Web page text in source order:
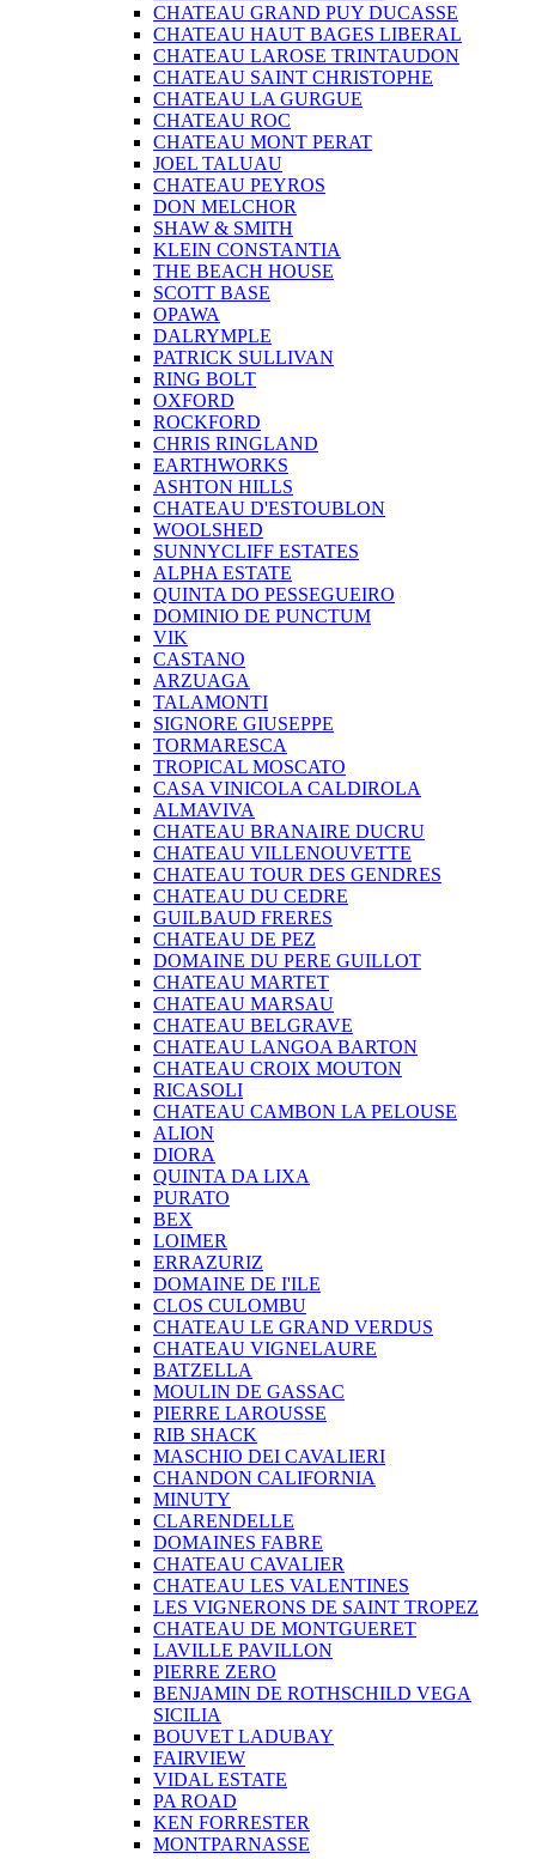
CHATEAU GRAND PUY DUCASSE
CHATEAU HAUT BAGES LIBERAL
CHATEAU LAROSE TRINTAUDON
CHATEAU SAINT CHRISTOPHE
CHATEAU LA GURGUE
CHATEAU ROC
CHATEAU MONT PERAT
JOEL TALUAU
CHATEAU PEYROS
DON MELCHOR
SHAW & SMITH
KLEIN CONSTANTIA
THE BEACH HOUSE
SCOTT BASE
OPAWA
DALRYMPLE
PATRICK SULLIVAN
RING BOLT
OXFORD
ROCKFORD
CHRIS RINGLAND
EARTHWORKS
ASHTON HILLS
CHATEAU D'ESTOUBLON
WOOLSHED
SUNNYCLIFF ESTATES
ALPHA ESTATE
QUINTA DO PESSEGUEIRO
DOMINIO DE PUNCTUM
VIK
CASTANO
ARZUAGA
TALAMONTI
SIGNORE GIUSEPPE
TORMARESCA
TROPICAL MOSCATO
CASA VINICOLA CALDIROLA
ALMAVIVA
CHATEAU BRANAIRE DUCRU
CHATEAU VILLENOUVETTE
CHATEAU TOUR DES GENDRES
CHATEAU DU CEDRE
GUILBAUD FRERES
CHATEAU DE PEZ
DOMAINE DU PERE GUILLOT
CHATEAU MARTET
CHATEAU MARSAU
CHATEAU BELGRAVE
CHATEAU LANGOA BARTON
CHATEAU CROIX MOUTON
RICASOLI
CHATEAU CAMBON LA PELOUSE
ALION
DIORA
QUINTA DA LIXA
PURATO
BEX
LOIMER
ERRAZURIZ
DOMAINE DE I'ILE
CLOS CULOMBU
CHATEAU LE GRAND VERDUS
CHATEAU VIGNELAURE
BATZELLA
MOULIN DE GASSAC
PIERRE LAROUSSE
RIB SHACK
MASCHIO DEI CAVALIERI
CHANDON CALIFORNIA
MINUTY
CLARENDELLE
DOMAINES FABRE
CHATEAU CAVALIER
CHATEAU LES VALENTINES
LES VIGNERONS DE SAINT TROPEZ
CHATEAU DE MONTGUERET
LAVILLE PAVILLON
PIERRE ZERO
BENJAMIN DE ROTHSCHILD VEGA
SICILIA
BOUVET LADUBAY
FAIRVIEW
VIDAL ESTATE
PA ROAD
KEN FORRESTER
MONTPARNASSE